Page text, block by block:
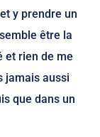
y prendre un
être la
et rien de me
jamais aussi
que dans un